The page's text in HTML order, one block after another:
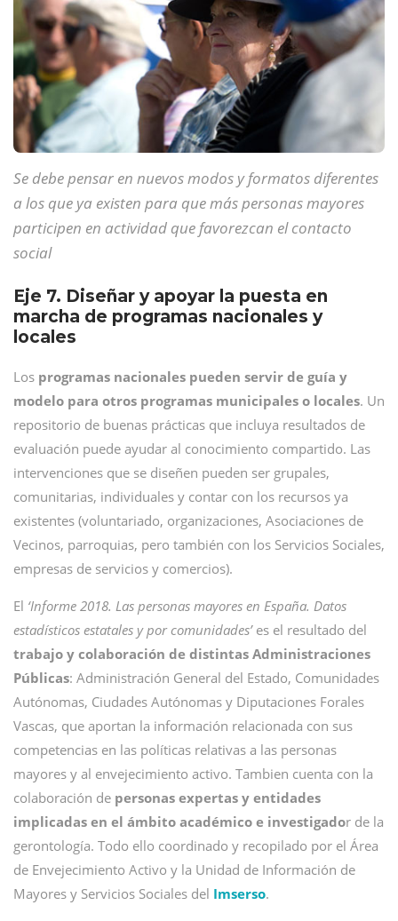
Se debe pensar en nuevos modos y formatos diferentes
a los que ya existen para que más personas mayores
participen en actividad que favorezcan el contacto
social
Eje 7. Diseñar y apoyar la puesta en
marcha de programas nacionales y
locales
Los programas nacionales pueden servir de guía y
modelo para otros programas municipales o locales. Un
repositorio de buenas prácticas que incluya resultados de
evaluación puede ayudar al conocimiento compartido. Las
intervenciones que se diseñen pueden ser grupales,
comunitarias, individuales y contar con los recursos ya
existentes (voluntariado, organizaciones, Asociaciones de
Vecinos, parroquias, pero también con los Servicios Sociales,
empresas de servicios y comercios).
El ‘Informe 2018. Las personas mayores en España. Datos
estadísticos estatales y por comunidades’es el resultado del
trabajo y colaboración de distintas Administraciones
Públicas: Administración General del Estado, Comunidades
Autónomas, Ciudades Autónomas y Diputaciones Forales
Vascas, que aportan la información relacionada con sus
competencias en las políticas relativas a las personas
mayores y al envejecimiento activo. Tambien cuenta con la
colaboración de personas expertas y entidades
implicadas en el ámbito académico e investigador de la
gerontología. Todo ello coordinado y recopilado por el Área
de Envejecimiento Activo y la Unidad de Información de
Mayores y Servicios Sociales del Imserso.